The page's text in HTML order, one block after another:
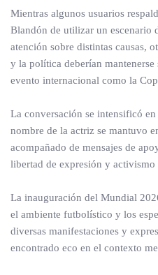
Mientras algunos usuarios
Blandón de utilizar un escenario
atención sobre distintas causas,
y la política deberían mantenerse
evento internacional como la
La conversación se intensificó
nombre de la actriz se mantuvo
acompañado de mensajes de
libertad de expresión y activismo
La inauguración del Mundial
el ambiente futbolístico y los
diversas manifestaciones y
encontrado eco en el contexto